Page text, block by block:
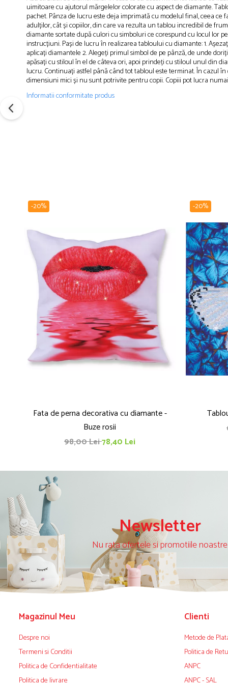
uimitoare cu ajutorul mărgelelor colorate cu aspect de diamante.
pachet. Pânza de lucru este deja imprimată cu modelul final, ceea
adulților, cât și copiilor, din care va rezulta un tablou incredibil de
diamante sortate după culori cu simboluri ce corespund cu locul lor
instrucțiuni. Pași de lucru în realizarea tabloului cu diamante: 1.
aplicați diamantele 2. Alegeți primul simbol de pe pânză, de unde
apăsați cu stiloul în el de câteva ori, apoi prindeți cu stiloul unul din
lucru. Continuați astfel până când tot tabloul este terminat. În cazul
dimensiuni mici și nu sunt potrivite pentru copii. Copiii pot lucra
Informatii conformitate produs
-20%
Fata de perna decorativa cu diamante -
Buze rosii
98,00 Lei78,40 Lei
-20%
Newsletter
Nu rata ofertele si promotiile noastre
Magazinul Meu
Despre noi
Termeni si Conditii
Politica de Confidentialitate
Politica de livrare
Clienti
Metode de
Politica de
ANPC
ANPC - SAL